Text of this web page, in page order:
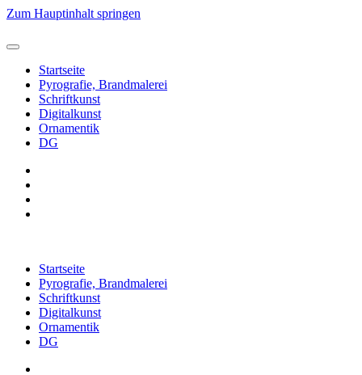
Zum Hauptinhalt springen
Startseite
Pyrografie, Brandmalerei
Schriftkunst
Digitalkunst
Ornamentik
DG
Startseite
Pyrografie, Brandmalerei
Schriftkunst
Digitalkunst
Ornamentik
DG